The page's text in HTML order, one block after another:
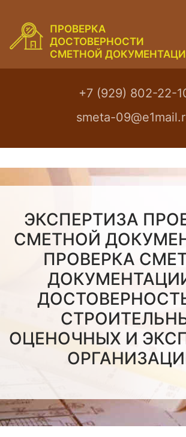
ПРОВЕРКА
ДОСТОВЕРНОСТИ
СМЕТНОЙ
+7 (929) 802-22-
smeta-
ЭКСПЕРТИЗА
СМЕТНОЙ
ПРОВЕРКА
ОЦЕНОЧНЫХ И